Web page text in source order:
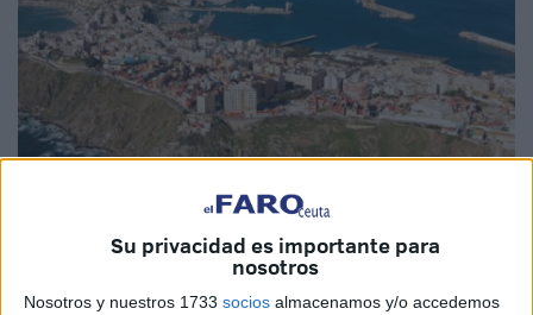
Su privacidad es importante para
nosotros
Nosotros y nuestros 1733 socios almacenamos y/o accedemos